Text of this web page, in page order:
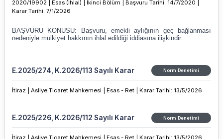
2020/19902 | Esas (İhlal) | İkinci Bölüm | Başvuru Tarihi: 14/7/2020 |
Karar Tarihi: 7/1/2026
E.2025/274, K.2026/113 Sayılı Karar Norm Denetimi
İtiraz | Asliye Ticaret Mahkemesi | Esas - Ret | Karar Tarihi: 13/5/2026
E.2025/226, K.2026/112 Sayılı Karar Norm Denetimi
İtiraz | Asliye Ticaret Mahkemesi | Esas - Ret | Karar Tarihi: 13/5/2026